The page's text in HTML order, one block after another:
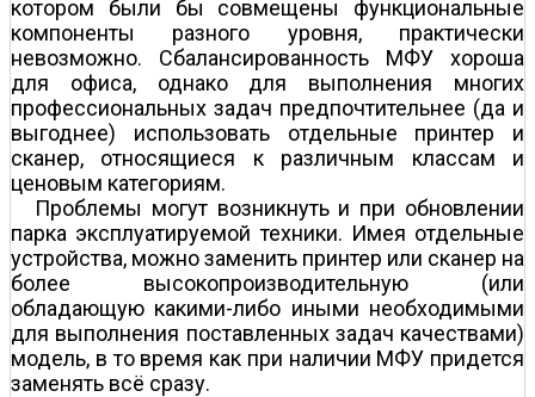
котором были бы совмещены функциональные
компоненты разного уровня, практически
невозможно. Сбалансированность МФУ хороша
для офиса, однако для выполнения многих
профессиональных задач предпочтительнее (да и
выгоднее) использовать отдельные принтер и
сканер, относящиеся к различным классам и
ценовым категориям.
Проблемы могут возникнуть и при обновлении
парка эксплуатируемой техники. Имея отдельные
устройства, можно заменить принтер или сканер на
более высокопроизводительную (или
обладающую какими-либо иными необходимыми
для выполнения поставленных задач качествами)
модель, в то время как при наличии МФУ придется
заменять всё сразу.